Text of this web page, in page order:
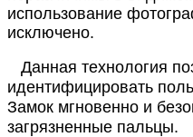
использование
исключено.
Данная технология
идентифицировать
Замок мгновенно и
загрязненные пальцы.